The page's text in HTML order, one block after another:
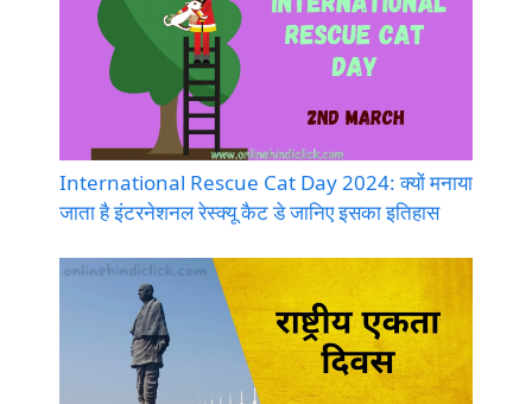
International Rescue Cat Day 2024: क्यों मनाया
जाता है इंटरनेशनल रेस्क्यू कैट डे जानिए इसका इतिहास